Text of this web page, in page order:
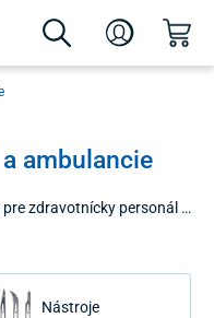
ambulancie
zdravotnícky personál a
produktov určených pre
nástroje, ktoré zvyšujú
štandard
Nástroje